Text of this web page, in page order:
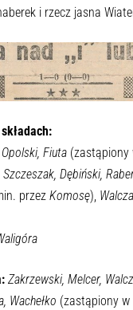
i rzecz jasna
Opolski, Fiuta (zastąpiony
Szczeszak, Dębiński,
przez Komosę),
Zakrzewski, Melcer,
Wachełko (zastąpiony